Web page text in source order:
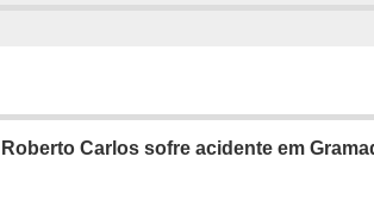
Roberto Carlos sofre acidente em